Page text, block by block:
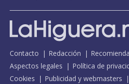
Contacto Redacción Recomienda
Aspectos legales
Política de
Cookies
Publicidad y webmasters